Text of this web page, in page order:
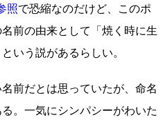
照で恐縮なのだけど、このポ
前の由来として「焼く時に生
いう説があるらしい。
前だとは思っていたが、命名
。一気にシンパシーがわいた